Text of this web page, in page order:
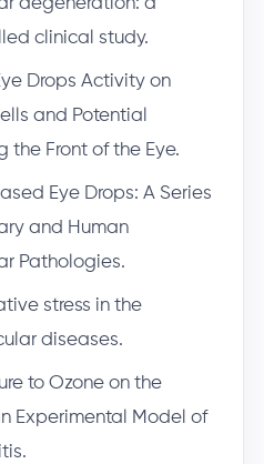
degeneration: a
clinical study.
Drops Activity on
and Potential
the Front of the Eye.
Eye Drops: A Series
and Human
Pathologies.
stress in the
diseases.
to Ozone on the
Experimental Model of